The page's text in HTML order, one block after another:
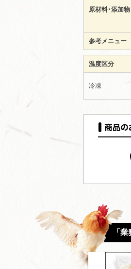
原材料･添加物
参考メニュー
温度区分
冷凍
「